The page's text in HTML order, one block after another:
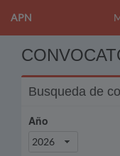
APN
Busqueda de
Año
2026